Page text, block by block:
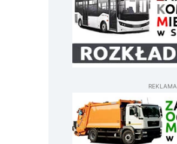
REKLAMA